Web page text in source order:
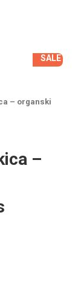
SALE
– organski
–